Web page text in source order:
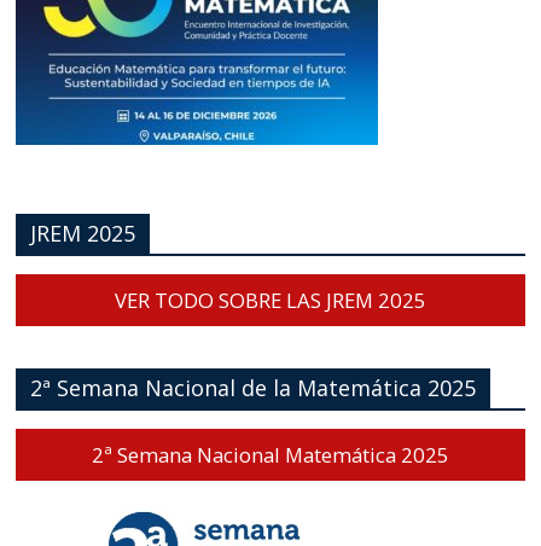
JREM 2025
VER TODO SOBRE LAS JREM 2025
2ª Semana Nacional de la Matemática 2025
2ª Semana Nacional Matemática 2025